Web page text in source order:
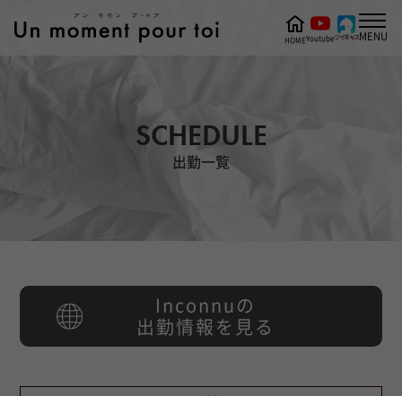
SCHEDULE
出勤一覧
HOMEYoutubeツイキャスMENU
Inconnuの
出勤情報を見る